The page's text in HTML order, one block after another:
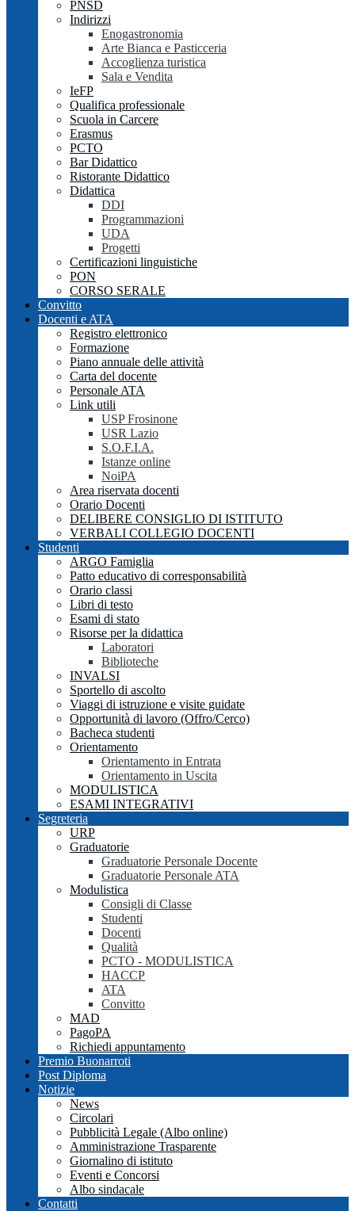
PNSD
Indirizzi
Enogastronomia
Arte Bianca e Pasticceria
Accoglienza turistica
Sala e Vendita
IeFP
Qualifica professionale
Scuola in Carcere
Erasmus
PCTO
Bar Didattico
Ristorante Didattico
Didattica
DDI
Programmazioni
UDA
Progetti
Certificazioni linguistiche
PON
CORSO SERALE
Convitto
Docenti e ATA
Registro elettronico
Formazione
Piano annuale delle attività
Carta del docente
Personale ATA
Link utili
USP Frosinone
USR Lazio
S.O.F.I.A.
Istanze online
NoiPA
Area riservata docenti
Orario Docenti
DELIBERE CONSIGLIO DI ISTITUTO
VERBALI COLLEGIO DOCENTI
Studenti
ARGO Famiglia
Patto educativo di corresponsabilità
Orario classi
Libri di testo
Esami di stato
Risorse per la didattica
Laboratori
Biblioteche
INVALSI
Sportello di ascolto
Viaggi di istruzione e visite guidate
Opportunità di lavoro (Offro/Cerco)
Bacheca studenti
Orientamento
Orientamento in Entrata
Orientamento in Uscita
MODULISTICA
ESAMI INTEGRATIVI
Segreteria
URP
Graduatorie
Graduatorie Personale Docente
Graduatorie Personale ATA
Modulistica
Consigli di Classe
Studenti
Docenti
Qualità
PCTO - MODULISTICA
HACCP
ATA
Convitto
MAD
PagoPA
Richiedi appuntamento
Premio Buonarroti
Post Diploma
Notizie
News
Circolari
Pubblicità Legale (Albo online)
Amministrazione Trasparente
Giornalino di istituto
Eventi e Concorsi
Albo sindacale
Contatti